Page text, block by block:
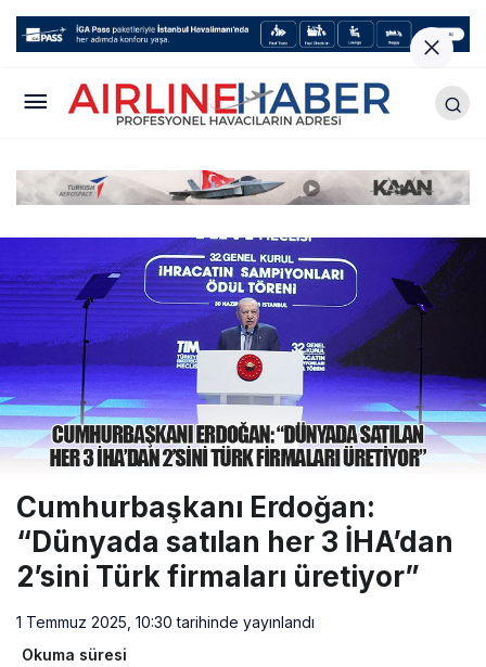
Cumhurbaşkanı Erdoğan:
“Dünyada satılan her 3 İHA’dan
2’sini Türk firmaları üretiyor”
1 Temmuz 2025, 10:30 tarihinde yayınlandı
Okuma süresi